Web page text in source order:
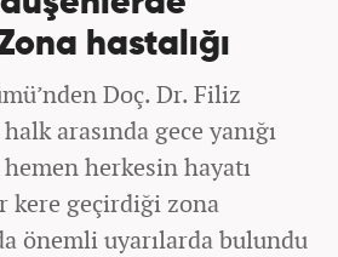
hastalığı
Doç. Dr. Filiz
arasında gece yanığı
herkesin hayatı
kere geçirdiği zona
önemli uyarılarda bulundu